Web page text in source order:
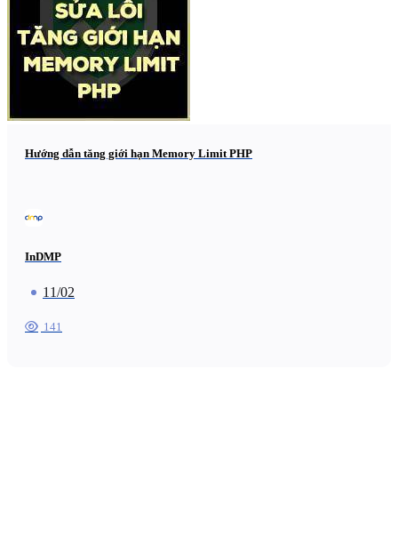
Hướng dẫn tăng giới hạn Memory Limit PHP
InDMP
11/02
141